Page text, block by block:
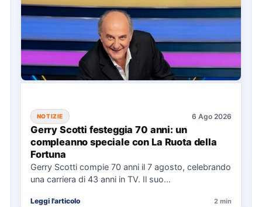
NOTIZIE 6 Ago 2026
Gerry Scotti festeggia 70 anni: un
compleanno speciale con La Ruota della
Fortuna
Gerry Scotti compie 70 anni il 7 agosto, celebrando
una carriera di 43 anni in TV. Il suo…
Leggi l'articolo 2 min